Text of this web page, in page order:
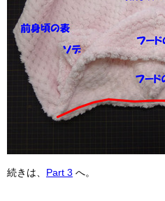
続きは、 Part 3 へ。